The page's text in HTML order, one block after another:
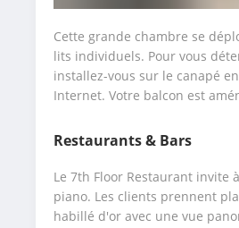
Cette grande chambre se
lits individuels. Pour vous
installez-vous sur le canapé
Internet. Votre balcon est
Restaurants & Bars
Le 7th Floor Restaurant invite
piano. Les clients prennent
habillé d'or avec une vue